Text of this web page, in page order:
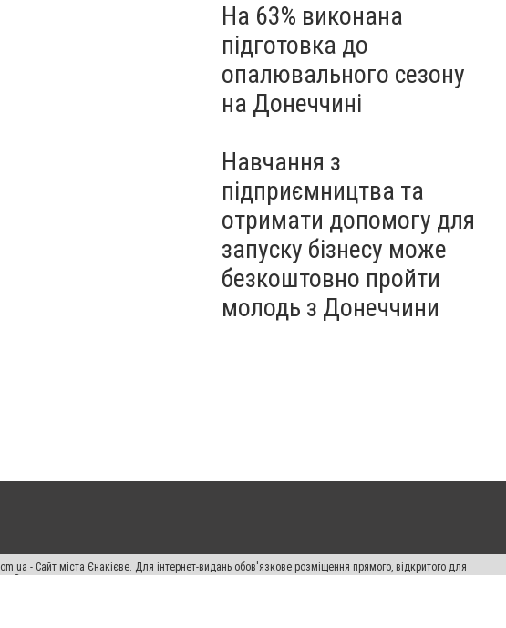
На 63% виконана
підготовка до
опалювального сезону
на Донеччині
Навчання з
підприємництва та
отримати допомогу для
запуску бізнесу може
безкоштовно пройти
молодь з Донеччини
- Сайт міста Єнакієве. Для інтернет-видань обов'язкове розміщення прямого, відкритого для
Законом.